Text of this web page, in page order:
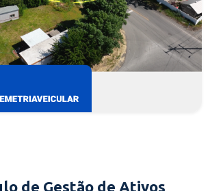
de Gestão de Ativos